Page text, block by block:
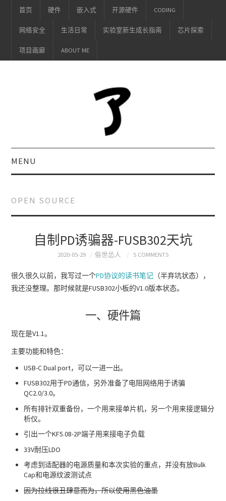
首页 硬件 嵌入式 开源硬件 CODING
网络安全 生活日常 实验室新生成长指南 芯片探索
项目画廊 ABOUT ME
MENU
OPEN SOURCE
自制PD诱骗器-FUSB302天坑
2020-05-29 俗世怂人 5 COMMENTS
很久很久以前，我写过一个PD协议的读书笔记 （半弃坑状态），
我还没整理。那时候就是FUSB302小板的V1.0版本状态。
一、硬件篇
现在是V1.1。
主要功能和特色：
USB-C Dual port，可以一进一出。
FUSB302用于PD通信，另外准备了电阻网络用于诱骗
QC2.0/3.0。
所有排针双重备份，一个用来接单片机，另一个用来接逻辑分
析仪。
引出一个KF5.08-2P端子用来接电子负载
33V耐压LDO
考虑到适配器的电源质量和本次实验的重点，并没有放Bulk
Cap和电源纹波测试点
因为拉线很丑肆意而为，所以使用黑色油墨